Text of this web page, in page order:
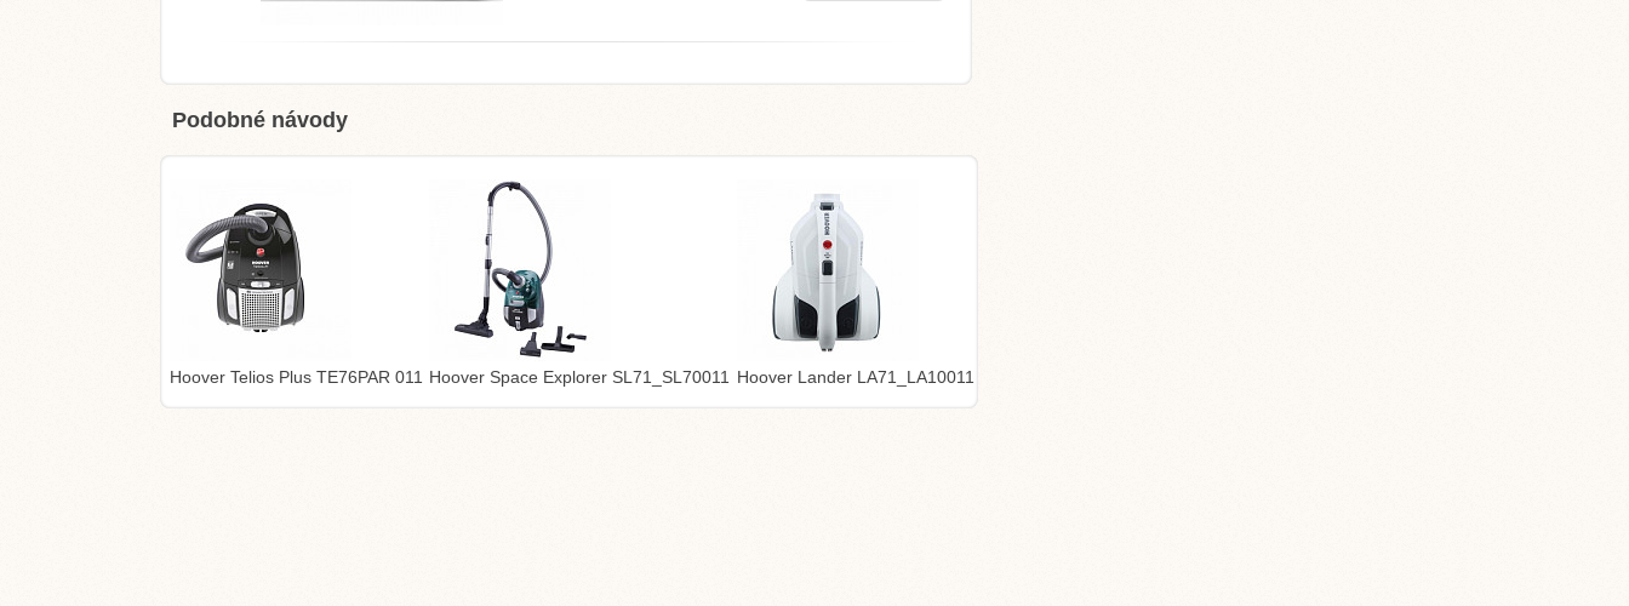
Podobné návody
Hoover Telios Plus TE76PAR 011 Hoover Space Explorer SL71_SL70011 Hoover Lander LA71_LA10011